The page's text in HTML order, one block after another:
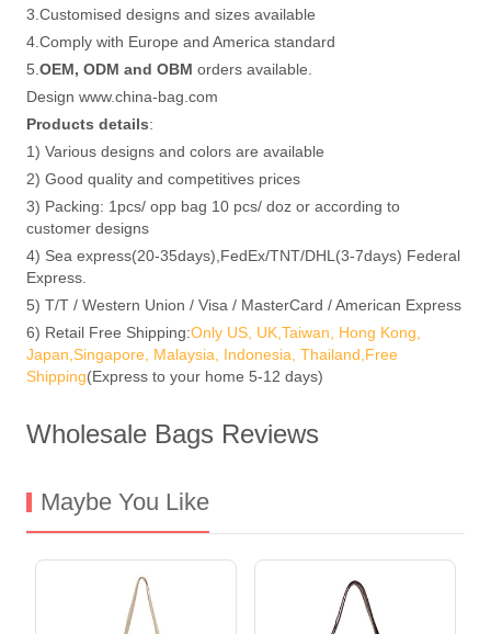
3.Customised designs and sizes available
4.Comply with Europe and America standard
5. OEM, ODM and OBM orders available.
Design www.china-bag.com
Products details:
1) Various designs and colors are available
2) Good quality and competitives prices
3) Packing: 1pcs/ opp bag 10 pcs/ doz or according to
customer designs
4) Sea express(20-35days),FedEx/TNT/DHL(3-7days) Federal
Express.
5) T/T / Western Union / Visa / MasterCard / American Express
6) Retail Free Shipping:Only US, UK,Taiwan, Hong Kong,
Japan,Singapore, Malaysia, Indonesia, Thailand,Free
Shipping(Express to your home 5-12 days)
Wholesale Bags Reviews
Maybe You Like